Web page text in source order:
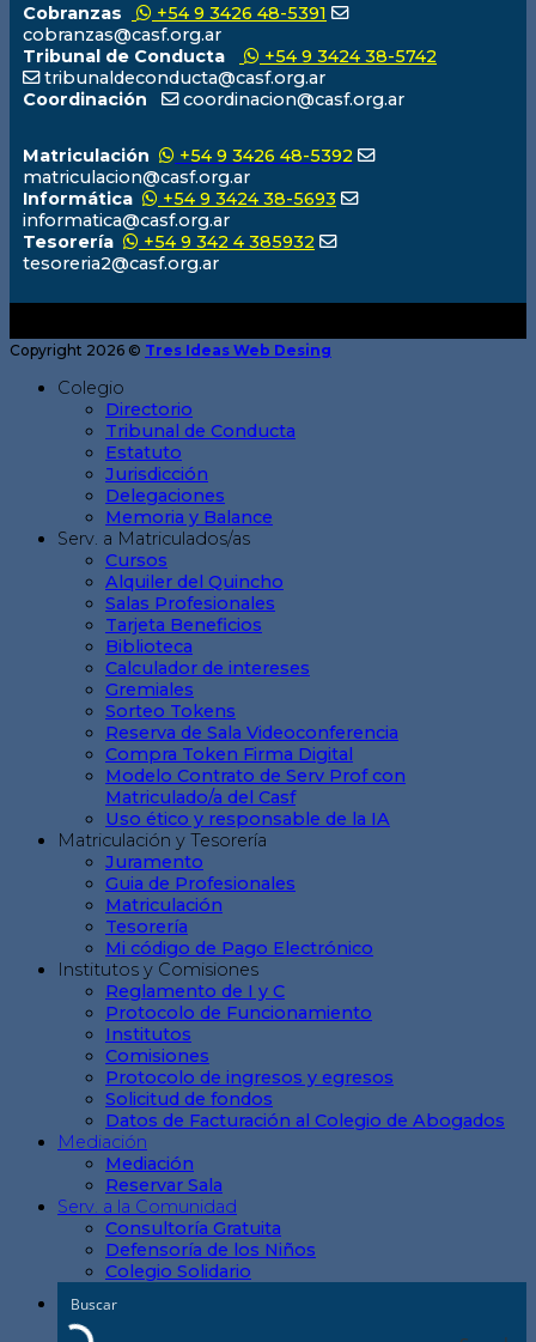
Cobranzas
+54 9 3426 48-5391
cobranzas@casf.org.ar
Tribunal de Conducta
+54 9 3424 38-5742
tribunaldeconducta@casf.org.ar
Coordinación
coordinacion@casf.org.ar
Matriculación
+54 9 3426 48-5392
matriculacion@casf.org.ar
Informática
+54 9 3424 38-5693
informatica@casf.org.ar
Tesorería
+54 9 342 4 385932
tesoreria2@casf.org.ar
Copyright 2026 © Tres Ideas Web Desing
Colegio
Directorio
Tribunal de Conducta
Estatuto
Jurisdicción
Delegaciones
Memoria y Balance
Serv. a Matriculados/as
Cursos
Alquiler del Quincho
Salas Profesionales
Tarjeta Beneficios
Biblioteca
Calculador de intereses
Gremiales
Sorteo Tokens
Reserva de Sala Videoconferencia
Compra Token Firma Digital
Modelo Contrato de Serv Prof con
Matriculado/a del Casf
Uso ético y responsable de la IA
Matriculación y Tesorería
Juramento
Guia de Profesionales
Matriculación
Tesorería
Mi código de Pago Electrónico
Institutos y Comisiones
Reglamento de I y C
Protocolo de Funcionamiento
Institutos
Comisiones
Protocolo de ingresos y egresos
Solicitud de fondos
Datos de Facturación al Colegio de Abogados
Mediación
Mediación
Reservar Sala
Serv. a la Comunidad
Consultoría Gratuita
Defensoría de los Niños
Colegio Solidario